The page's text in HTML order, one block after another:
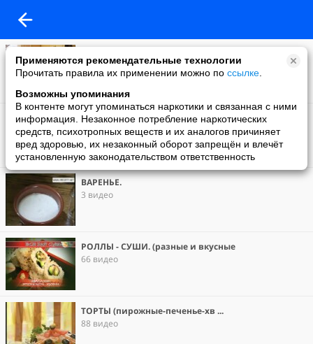
Применяются рекомендательные технологии
Прочитать правила их применении можно по ссылке
Возможны упоминания
В контенте могут упоминаться наркотики и связанная с ними
информация. Незаконное потребление наркотических
средств, психотропных веществ и их аналогов причиняет
вред здоровью, их незаконный оборот запрещён и влечёт
установленную законодательством ответственность
39 видео
Избранное
169 видео
ВАРЕНЬЕ.
3 видео
РОЛЛЫ - СУШИ. (разные и вкусные
66 видео
ТОРТЫ (пирожные-печенье-хв ...
88 видео